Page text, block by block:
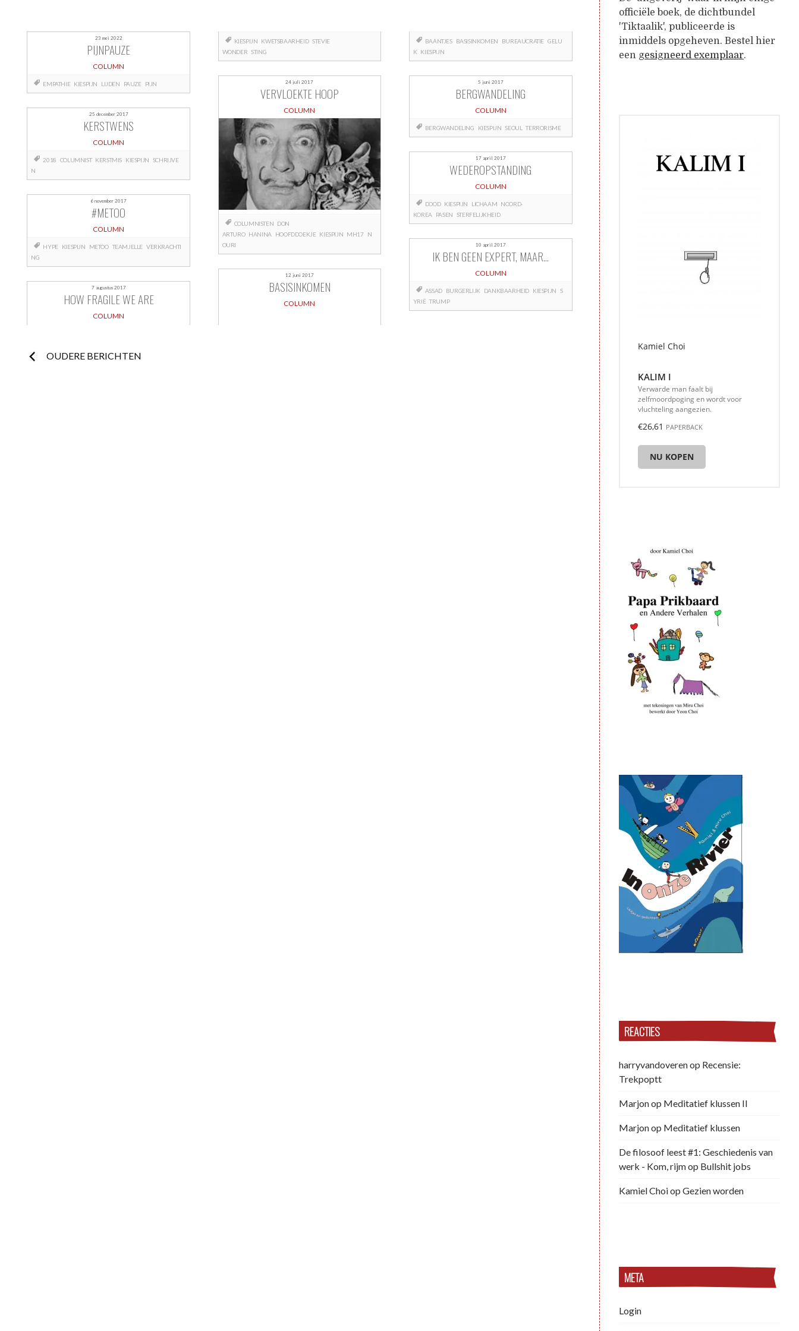
23 mei 2022
PIJNPAUZE
COLUMN
EMPATHIE KIESPIJN LIJDEN PAUZE PIJN
25 december 2017
KERSTWENS
COLUMN
2018 COLUMNIST KERSTMIS KIESPIJN SCHRIJVE
N
6 november 2017
#METOO
COLUMN
HYPE KIESPIJN METOO TEAMJELLE VERKRACHTI
NG
7 augustus 2017
HOW FRAGILE WE ARE
COLUMN
KIESPIJN KWETSBAARHEID STEVIE
WONDER STING
24 juli 2017
VERVLOEKTE HOOP
COLUMN
COLUMNISTEN DON
ARTURO HANINA HOOFDDOEKJE KIESPIJN MH17
N
OURI
12 juni 2017
BASISINKOMEN
COLUMN
BAANTJES BASISINKOMEN BUREAUCRATIE GELU
K KIESPIJN
5 juni 2017
BERGWANDELING
COLUMN
BERGWANDELING KIESPIJN SEOUL TERRORISME
17 april 2017
WEDEROPSTANDING
COLUMN
DOOD KIESPIJN LICHAAM NOORD-
KOREA
PASEN STERFELIJKHEID
10 april 2017
IK BEN GEEN EXPERT, MAAR…
COLUMN
ASSAD BURGERLIJK DANKBAARHEID KIESPIJN S
YRIË TRUMP
Berichtnavigatie
OUDERE BERICHTEN
officiële boek, de dichtbundel
'Tiktaalik', publiceerde is
inmiddels opgeheven. Bestel hier
een gesigneerd exemplaar.
Kamiel Choi
KALIM I
Verwarde man faalt bij
zelfmoordpoging en wordt voor
vluchteling aangezien.
€26,61 PAPERBACK
NU KOPEN
REACTIES
harryvandoverenop Recensie:
Trekpoptt
Marjonop Meditatief klussen II
Marjonop Meditatief klussen
De filosoof leest #1: Geschiedenis van
werk - Kom, rijmop Bullshit jobs
Kamiel Choiop Gezien worden
META
Login